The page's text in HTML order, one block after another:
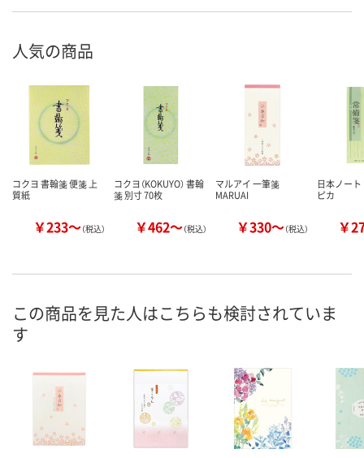
人気の商品
コクヨ 書翰箋 便箋 上
質紙
￥233～（税込）
コクヨ（KOKUYO） 書翰
箋 別寸 70枚
￥462～（税込）
マルアイ 一筆箋
MARUAI
￥330～（税込）
日本ノー
ピカ
￥
この商品を見た人はこちらも検討されていま
す